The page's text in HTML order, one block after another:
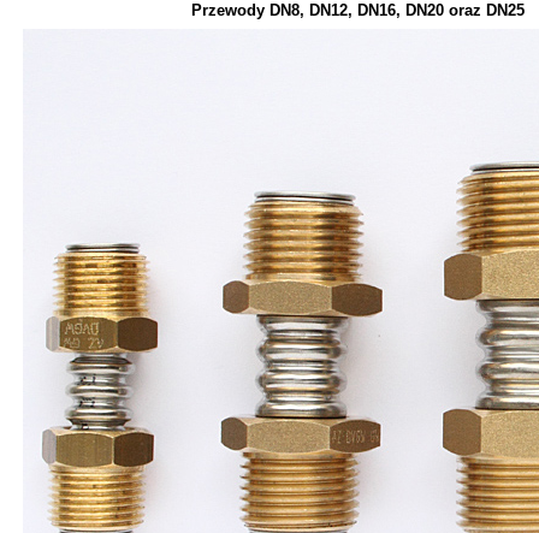
Przewody DN8, DN12, DN16, DN20 oraz DN25